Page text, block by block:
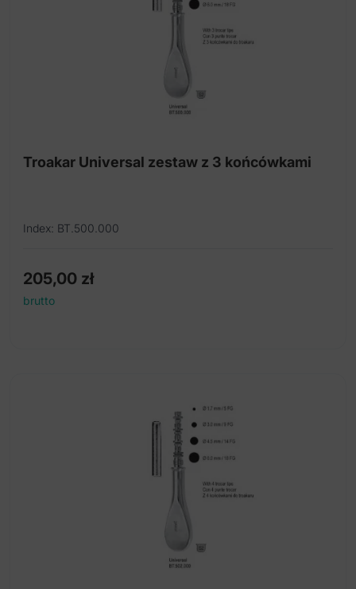
Troakar Universal zestaw z 3 końcówkami
Index: BT.500.000
205,00 zł
brutto